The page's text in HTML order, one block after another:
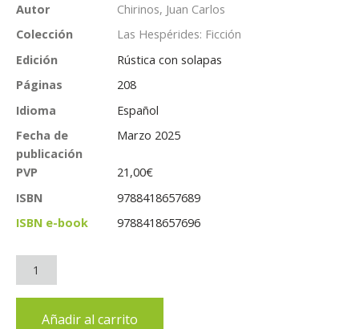
Autor
Chirinos, Juan Carlos
Colección
Las Hespérides: Ficción
Edición
Rústica con solapas
Páginas
208
Idioma
Español
Fecha de
publicación
Marzo 2025
PVP 21,00€
ISBN
9788418657689
ISBN e-book
9788418657696
Añadir al carrito